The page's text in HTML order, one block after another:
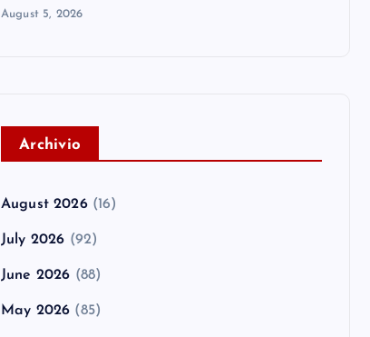
August 5, 2026
Archivio
August 2026(16)
July 2026 (92)
June 2026 (88)
May 2026 (85)